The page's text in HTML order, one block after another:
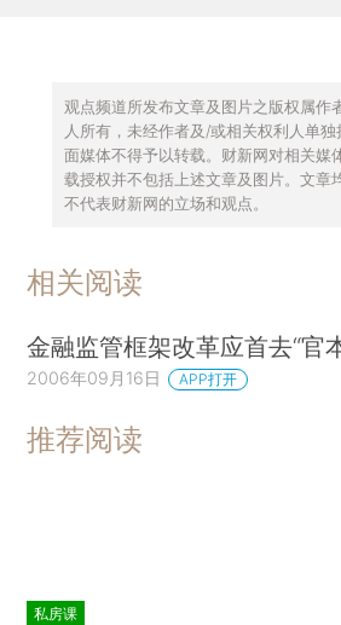
观点频道所发布文章及图片之版权属作
人所有，未经作者及/或相关权利人单
面媒体不得予以转载。财新网对相关媒
载授权并不包括上述文章及图片。文章
不代表财新网的立场和观点。
相关阅读
金融监管框架改革应首去“官
2006年09月16日 APP打开
推荐阅读
私房课